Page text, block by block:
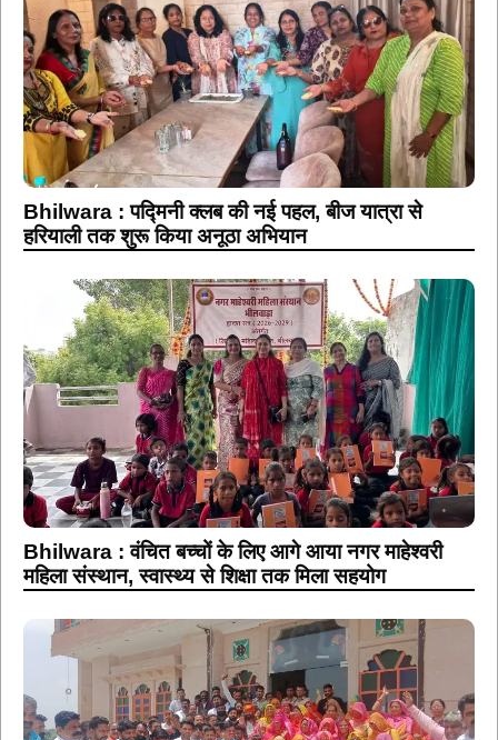
Bhilwara : पद्मिनी क्लब की नई पहल, बीज यात्रा से
हरियाली तक शुरू किया अनूठा अभियान
Bhilwara : वंचित बच्चों के लिए आगे आया नगर माहेश्वरी
महिला संस्थान, स्वास्थ्य से शिक्षा तक मिला सहयोग